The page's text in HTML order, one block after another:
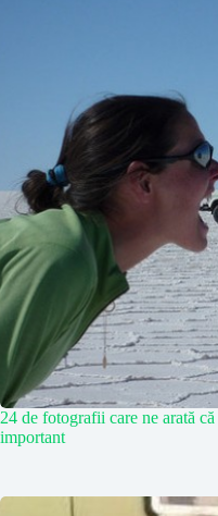
24 de fotografii care ne arată
important